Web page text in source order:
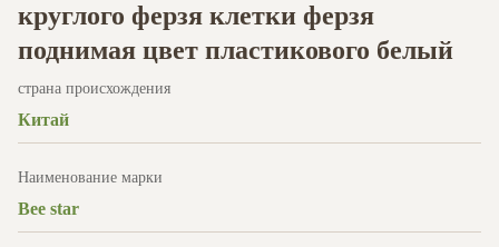
круглого ферзя клетки ферзя
поднимая цвет пластикового белый
страна происхождения
Китай
Наименование марки
Bee star